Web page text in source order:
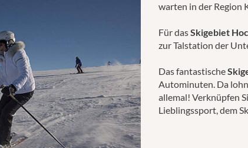
warten in der Region
Für dasSkigebiet
zur Talstation der
Das fantastische
Autominuten. Da
allemal! Verknüpfen
Lieblingssport, dem